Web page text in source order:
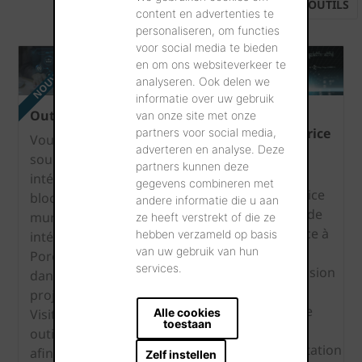
content en advertenties te
personaliseren, om functies
voor social media te bieden
en om ons websiteverkeer te
analyseren. Ook delen we
informatie over uw gebruik
van onze site met onze
partners voor social media,
adverteren en analyse. Deze
partners kunnen deze
gegevens combineren met
andere informatie die u aan
ze heeft verstrekt of die ze
hebben verzameld op basis
van uw gebruik van hun
services.
Alle cookies
toestaan
Zelf instellen
OUTILS
Outil BIM
Vous
souhaitez
intégrer ce
bloc pour
murs
intérieurs
Porotherm
dans votre
projet BIM?
Visitez notre
outil BIM
afin d'
NOUVEAU
Calculatrice
résistance
à la
compression
Calculez la
résistance à
la
compression
sur base du
murs
intérieurs
sélectionné,
La
calculatrice
NRd
Cette
calculatrice
en ligne de
résistance à
la
compression
constitue
interprétation